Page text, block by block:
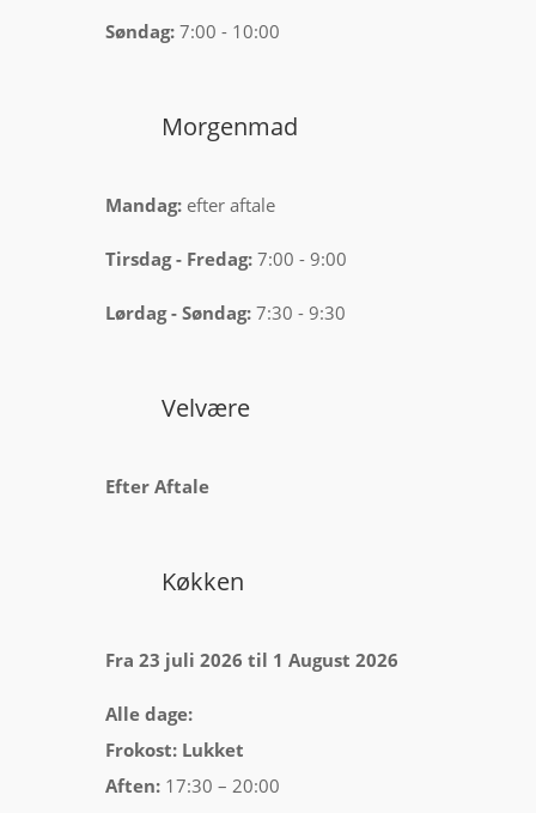
Søndag: 7:00 - 10:00
Morgenmad
Mandag: efter aftale
Tirsdag - Fredag: 7:00 - 9:00
Lørdag - Søndag: 7:30 - 9:30
Velvære
Efter Aftale
Køkken
Fra 23 juli 2026 til 1 August 2026
Alle dage:
Frokost: Lukket
Aften: 17:30 – 20:00